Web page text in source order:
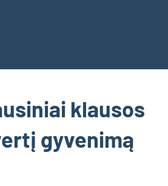
klausos
gyvenimą